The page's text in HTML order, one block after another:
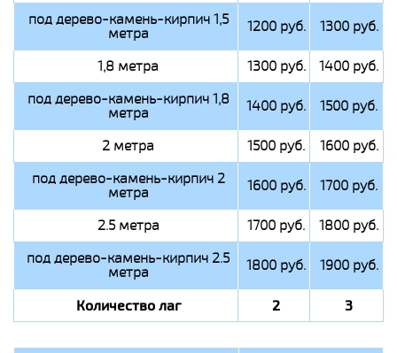
под дерево-камень-кирпич 1,5
метра 1200 руб. 1300 руб.
1,8 метра 1300 руб.
1400 руб.
под дерево-камень-кирпич 1,8
метра 1400 руб. 1500 руб.
2 метра 1500 руб.
1600 руб.
под дерево-камень-кирпич 2
метра 1600 руб. 1700 руб.
2.5 метра 1700 руб.
1800 руб.
под дерево-камень-кирпич 2.5
метра 1800 руб. 1900 руб.
Количество лаг 2 3